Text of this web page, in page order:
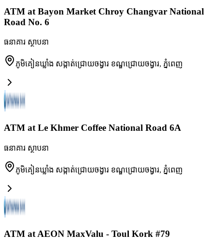
ATM at Bayon Market Chroy Changvar National
Road No. 6
ធនាគារ ស្ថាបនា
ភូមិគៀនឃ្លាំង សង្កាត់ជ្រោយចង្វារ ខណ្ឌជ្រោយចង្វារ, ភ្នំពេញ
ATM at Le Khmer Coffee National Road 6A
ធនាគារ ស្ថាបនា
ភូមិគៀនឃ្លាំង សង្កាត់ជ្រោយចង្វារ ខណ្ឌជ្រោយចង្វារ, ភ្នំពេញ
ATM at AEON MaxValu - Toul Kork #79